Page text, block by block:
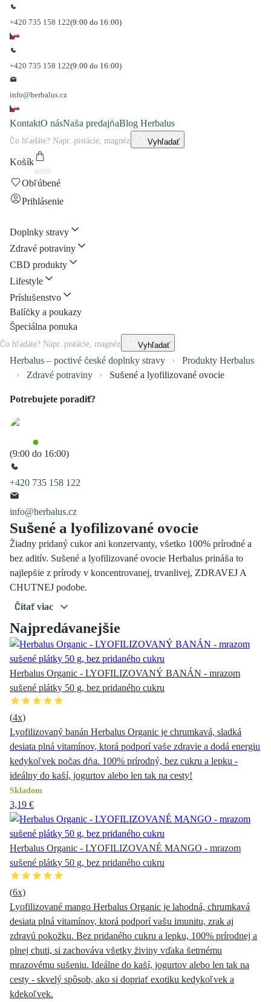
+420 735 158 122(9:00 do 16:00)
+420 735 158 122(9:00 do 16:00)
info@herbalus.cz
KontaktO násNaša predajňaBlog Herbalus
Vyhľadať
Košík
Obľúbené
Prihlásenie
Doplnky stravy
Zdravé potraviny
CBD produkty
Lifestyle
Príslušenstvo
Balíčky a poukazy
Špeciálna ponuka
Vyhľadať
Herbalus – poctivé české doplnky stravy
Produkty Herbalus
Zdravé potraviny
Sušené a lyofilizované ovocie
Potrebujete poradiť?
(9:00 do 16:00)
+420 735 158 122
info@herbalus.cz
Sušené a lyofilizované ovocie
Žiadny pridaný cukor ani konzervanty, všetko 100% prírodné a
bez aditív. Sušené a lyofilizované ovocie Herbalus prináša to
najlepšie z prírody v koncentrovanej, trvanlivej, ZDRAVEJ A
CHUTNEJ podobe.
Čítať viac
Najpredávanejšie
Herbalus Organic - LYOFILIZOVANÝ BANÁN - mrazom
sušené plátky 50 g, bez pridaného cukru
(4x)
Lyofilizovaný banán Herbalus Organic je chrumkavá, sladká
desiata plná vitamínov, ktorá podporí vaše zdravie a dodá energiu
kedykoľvek počas dňa. 100% prírodný, bez cukru a lepku -
ideálny do kaší, jogurtov alebo len tak na cesty!
Skladom
3,19 €
Herbalus Organic - LYOFILIZOVANÉ MANGO - mrazom
sušené plátky 50 g, bez pridaného cukru
(6x)
Lyofilizované mango Herbalus Organic je lahodná, chrumkavá
desiata plná vitamínov, ktorá podporí vašu imunitu, zrak aj
zdravú pokožku. Bez pridaného cukru a lepku, 100% prírodnej a
plnej chuti, si zachováva všetky živiny vďaka šetrnému
mrazovému sušeniu. Ideálne do kaší, jogurtov alebo len tak na
cesty - skvelý spôsob, ako si dopriať exotiku kedykoľvek a
kdekoľvek.